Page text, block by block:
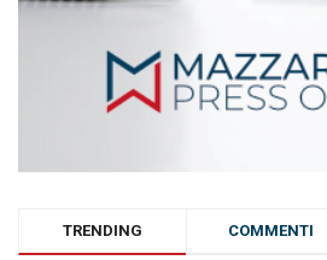
TRENDING COMMENTI